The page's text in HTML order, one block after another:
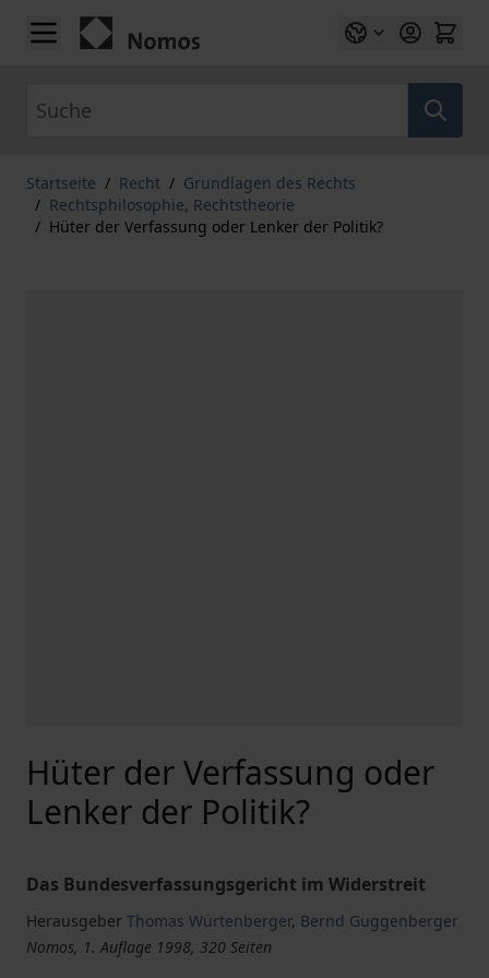
Zum Inhalt springen
Startseite / Recht / Grundlagen des Rechts
/ Rechtsphilosophie, Rechtstheorie
/ Hüter der Verfassung oder Lenker der Politik?
Hüter der Verfassung oder
Lenker der Politik?
Das Bundesverfassungsgericht im Widerstreit
Herausgeber Thomas Würtenberger, Bernd Guggenberger
Nomos, 1. Auflage 1998, 320 Seiten